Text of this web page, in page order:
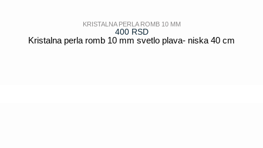
KRISTALNA PERLA ROMB 10 MM
400 RSD
Kristalna perla romb 10 mm svetlo plava- niska 40 cm